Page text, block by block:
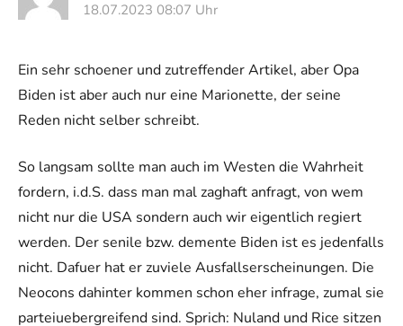
18.07.2023 08:07 Uhr
Ein sehr schoener und zutreffender Artikel, aber Opa
Biden ist aber auch nur eine Marionette, der seine
Reden nicht selber schreibt.
So langsam sollte man auch im Westen die Wahrheit
fordern, i.d.S. dass man mal zaghaft anfragt, von wem
nicht nur die USA sondern auch wir eigentlich regiert
werden. Der senile bzw. demente Biden ist es jedenfalls
nicht. Dafuer hat er zuviele Ausfallserscheinungen. Die
Neocons dahinter kommen schon eher infrage, zumal sie
parteiuebergreifend sind. Sprich: Nuland und Rice sitzen